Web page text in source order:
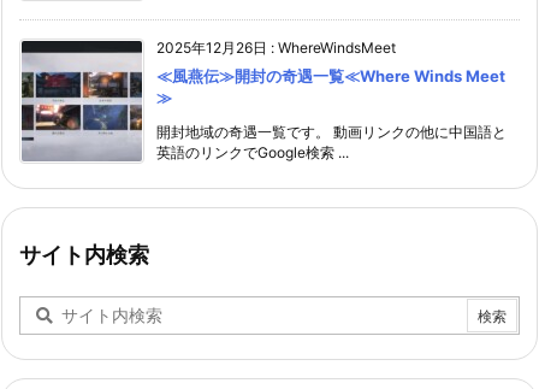
2025年12月26日 : WhereWindsMeet
≪風燕伝≫開封の奇遇一覧≪Where Winds Meet
≫
開封地域の奇遇一覧です。 動画リンクの他に中国語と
英語のリンクでGoogle検索 ...
サイト内検索